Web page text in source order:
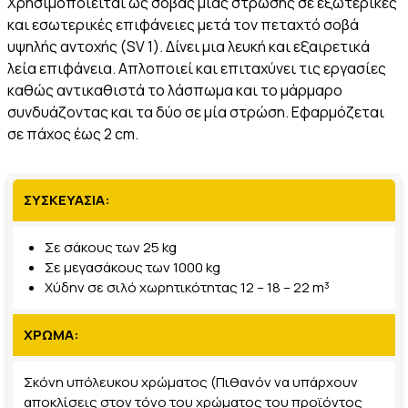
και εσωτερικές επιφάνειες μετά τον πεταχτό σοβά
υψηλής αντοχής (SV 1). Δίνει μια λευκή και εξαιρετικά
λεία επιφάνεια. Απλοποιεί και επιταχύνει τις εργασίες
καθώς αντικαθιστά το λάσπωμα και το μάρμαρο
συνδυάζοντας και τα δύο σε μία στρώση. Εφαρμόζεται
σε πάχος έως 2 cm.
ΣΥΣΚΕΥΑΣΙΑ:
Σε σάκους των 25 kg
Σε μεγασάκους των 1000 kg
Χύδην σε σιλό χωρητικότητας 12 – 18 – 22 m³
ΧΡΩΜΑ:
Σκόνη υπόλευκου χρώματος (Πιθανόν να υπάρχουν
αποκλίσεις στον τόνο του χρώματος του προϊόντος